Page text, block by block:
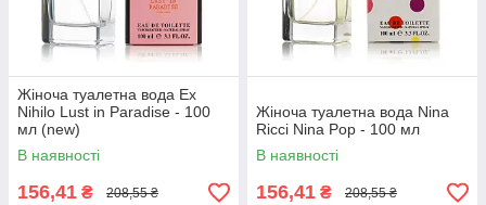
Жіноча туалетна вода Ex
Nihilo Lust in Paradise - 100
мл (new)
В наявності
156,41 ₴ 208,55 ₴
Жіноча туалетна вода Nina
Ricci Nina Pop - 100 мл
В наявності
156,41 ₴ 208,55 ₴